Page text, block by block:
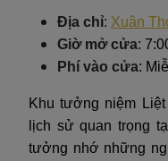
Địa chỉ: Xuân
Giờ mở cửa:
Phí vào cửa:
Khu tưởng niệm
lịch sử quan trọng
tưởng nhớ những